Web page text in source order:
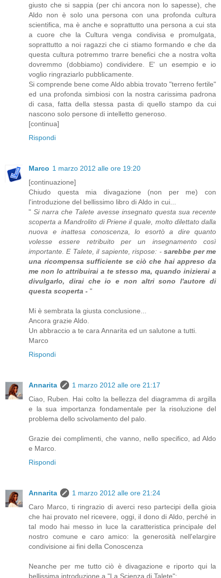
giusto che si sappia (per chi ancora non lo sapesse), che
Aldo non è solo una persona con una profonda cultura
scientifica, ma è anche e soprattutto una persona a cui sta
a cuore che la Cultura venga condivisa e promulgata,
soprattutto a noi ragazzi che ci stiamo formando e che da
questa cultura potremmo trarre benefici che a nostra volta
dovremmo (dobbiamo) condividere. E' un esempio e io
voglio ringraziarlo pubblicamente.
Si comprende bene come Aldo abbia trovato "terreno fertile"
ed una profonda simbiosi con la nostra carissima padrona
di casa, fatta della stessa pasta di quello stampo da cui
nascono solo persone di intelletto generoso.
[continua]
Rispondi
Marco 1 marzo 2012 alle ore 19:20
[continuazione]
Chiudo questa mia divagazione (non per me) con
l'introduzione del bellissimo libro di Aldo in cui...
" Si narra che Talete avesse insegnato questa sua recente
scoperta a Mandrolito di Priene il quale, molto dilettato dalla
nuova e inattesa conoscenza, lo esortò a dire quanto
volesse essere retribuito per un insegnamento così
importante. E Talete, il sapiente, rispose: -sarebbe per me
una ricompensa sufficiente se ciò che hai appreso da
me non lo attribuirai a te stesso ma, quando inizierai a
divulgarlo, dirai che io e non altri sono l'autore di
questa scoperta - "
Mi è sembrata la giusta conclusione...
Ancora grazie Aldo.
Un abbraccio a te cara Annarita ed un salutone a tutti.
Marco
Rispondi
Annarita
1 marzo 2012 alle ore 21:17
Ciao, Ruben. Hai colto la bellezza del diagramma di argilla
e la sua importanza fondamentale per la risoluzione del
problema dello scivolamento del palo.
Grazie dei complimenti, che vanno, nello specifico, ad Aldo
e Marco.
Rispondi
Annarita
1 marzo 2012 alle ore 21:24
Caro Marco, ti ringrazio di averci reso partecipi della gioia
che hai provato nel ricevere, oggi, il dono di Aldo, perché in
tal modo hai messo in luce la caratteristica principale del
nostro comune e caro amico: la generosità nell'elargire
condivisione ai fini della Conoscenza
Neanche per me tutto ciò è divagazione e riporto qui la
bellissima introduzione a "La Scienza di Talete":